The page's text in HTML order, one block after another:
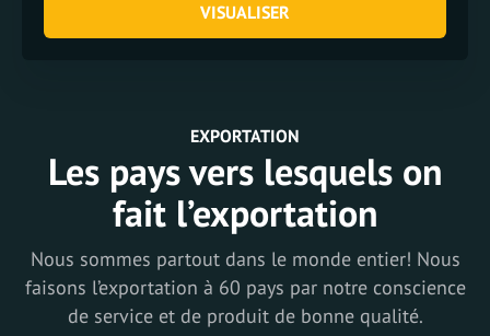
VISUALISER
EXPORTATION
Les pays vers lesquels on
fait l’exportation
Nous sommes partout dans le monde entier! Nous
faisons l’exportation à 60 pays par notre conscience
de service et de produit de bonne qualité.